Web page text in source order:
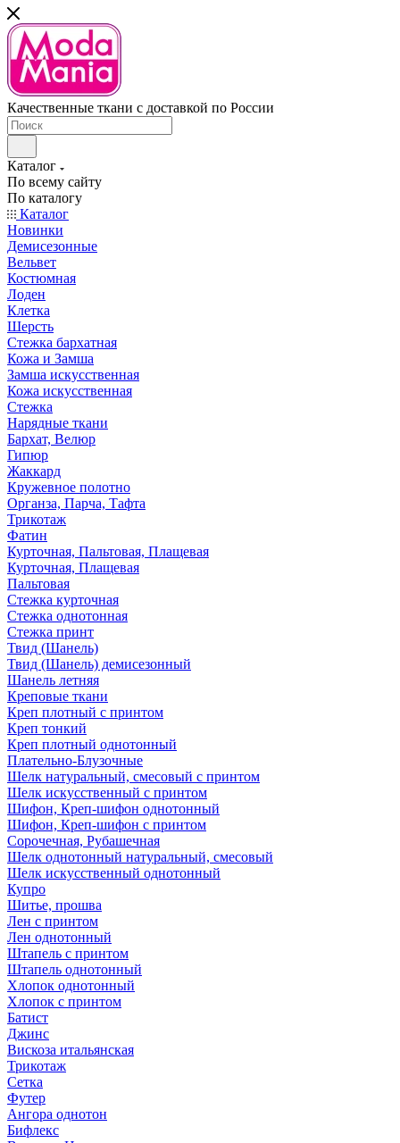
Качественные ткани с доставкой по России
Каталог
По всему сайту
По каталогу
Каталог
Новинки
Демисезонные
Вельвет
Костюмная
Лоден
Клетка
Шерсть
Стежка бархатная
Кожа и Замша
Замша искусственная
Кожа искусственная
Стежка
Нарядные ткани
Бархат, Велюр
Гипюр
Жаккард
Кружевное полотно
Органза, Парча, Тафта
Трикотаж
Фатин
Курточная, Пальтовая, Плащевая
Курточная, Плащевая
Пальтовая
Стежка курточная
Стежка однотонная
Стежка принт
Твид (Шанель)
Твид (Шанель) демисезонный
Шанель летняя
Креповые ткани
Креп плотный с принтом
Креп тонкий
Креп плотный однотонный
Плательно-Блузочные
Шелк натуральный, смесовый с принтом
Шелк искусственный с принтом
Шифон, Креп-шифон однотонный
Шифон, Креп-шифон с принтом
Сорочечная, Рубашечная
Шелк однотонный натуральный, смесовый
Шелк искусственный однотонный
Купро
Шитье, прошва
Лен с принтом
Лен однотонный
Штапель с принтом
Штапель однотонный
Хлопок однотонный
Хлопок с принтом
Батист
Джинс
Вискоза итальянская
Трикотаж
Сетка
Футер
Ангора однотон
Бифлекс